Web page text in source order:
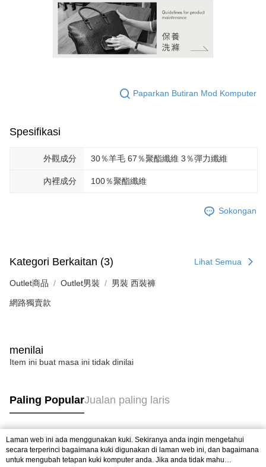
Paparkan Butiran Mod Komputer
Spesifikasi
外觀成分 30％羊毛 67％聚酯纖維 3％彈力纖維
內裡成分 100％聚酯纖維
Sokongan
Kategori Berkaitan (3) Lihat Semua
Outlet商品 Outlet男裝 男裝 西裝褲
網路獨賣款
menilai
Item ini buat masa ini tidak dinilai
Paling PopularJualan paling laris
Tag Popular
Laman web ini ada menggunakan kuki. Sekiranya anda ingin mengetahui
secara terperinci bagaimana kuki digunakan di laman web ini, dan bagaimana
untuk mengubah tetapan kuki komputer anda. Jika anda tidak mahu